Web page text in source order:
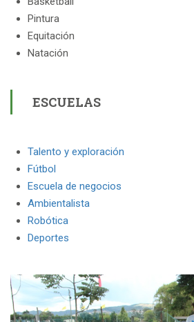
Pintura
Equitación
Natación
ESCUELAS
Talento y exploración
Fútbol
Escuela de negocios
Ambientalista
Robótica
Deportes